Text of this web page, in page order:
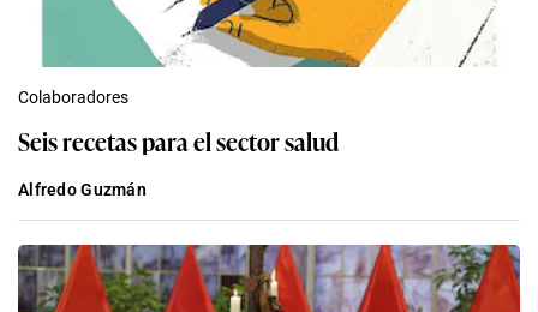
Colaboradores
Seis recetas para el sector salud
Alfredo Guzmán